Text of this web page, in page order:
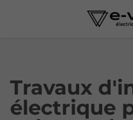
Travaux
électrique